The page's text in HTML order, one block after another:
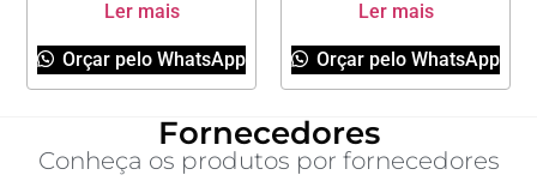
Ler mais
Orçar pelo WhatsApp
Ler mais
Orçar pelo WhatsApp
Fornecedores
Conheça os produtos por fornecedores